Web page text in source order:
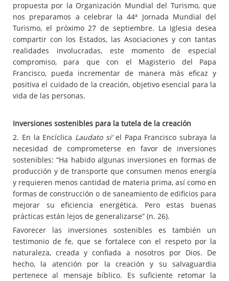
propuesta por la Organización Mundial del Turismo, que
nos preparamos a celebrar la 44ª Jornada Mundial del
Turismo, el próximo 27 de septiembre. La Iglesia desea
compartir con los Estados, las Asociaciones y con tantas
realidades involucradas, este momento de especial
compromiso, para que con el Magisterio del Papa
Francisco, pueda incrementar de manera más eficaz y
positiva el cuidado de la creación, objetivo esencial para la
vida de las personas.
Inversiones sostenibles para la tutela de la creación
2. En la Encíclica Laudato si’el Papa Francisco subraya la
necesidad de comprometerse en favor de inversiones
sostenibles: “Ha habido algunas inversiones en formas de
producción y de transporte que consumen menos energía
y requieren menos cantidad de materia prima, así como en
formas de construcción o de saneamiento de edificios para
mejorar su eficiencia energética. Pero estas buenas
prácticas están lejos de generalizarse” (n. 26).
Favorecer las inversiones sostenibles es también un
testimonio de fe, que se fortalece con el respeto por la
naturaleza, creada y confiada a nosotros por Dios. De
hecho, la atención por la creación y su salvaguardia
pertenece al mensaje bíblico. Es suficiente retomar la